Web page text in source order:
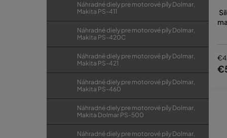
Náhradné diely pre motorové píly Dolmar,
Makita PS-411
Náhradné diely pre motorové píly Dolmar,
Makita PS-420C
Náhradné diely pre motorové píly Dolmar,
Makita PS-421
Náhradné diely pre motorové píly Dolmar,
Makita PS-460
Náhradné diely pre motorové píly Dolmar,
Makita Dolmar PS-500
Náhradné diely pre motorové píly Dolmar,